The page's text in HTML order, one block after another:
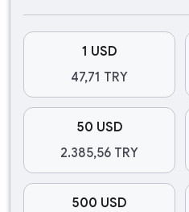
1 USD
47,71 TRY
50 USD
2.385,56 TRY
500 USD